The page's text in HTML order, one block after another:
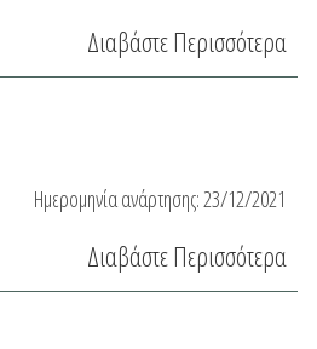
Διαβάστε Περισσότερα
Ημερομηνία ανάρτησης:23/12/2021
Διαβάστε Περισσότερα